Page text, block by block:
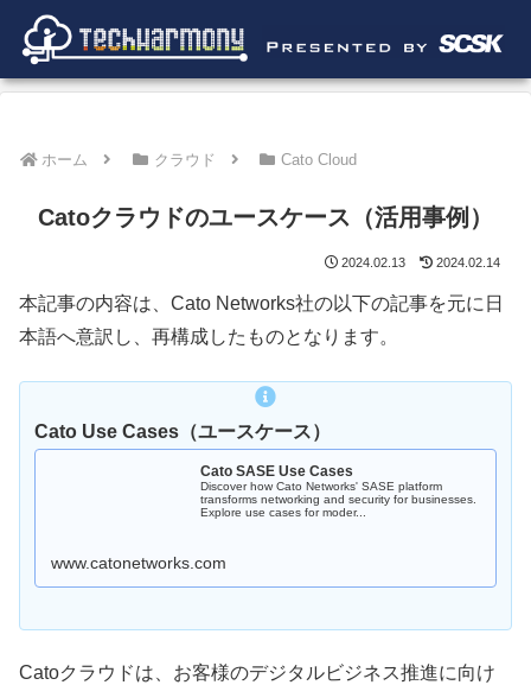
ホーム クラウド Cato Cloud
Catoクラウドのユースケース（活用事例）
2024.02.13 2024.02.14
本記事の内容は、Cato Networks社の以下の記事を元に日
本語へ意訳し、再構成したものとなります。
Cato Use Cases（ユースケース）
Cato SASE Use Cases
Discover how Cato Networks' SASE platform
transforms networking and security for businesses.
Explore use cases for moder...
www.catonetworks.com
Catoクラウドは、お客様のデジタルビジネス推進に向け